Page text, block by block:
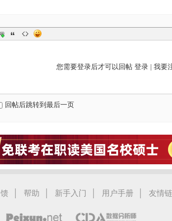
您需要登录后才可以回帖 登录| 我要
回帖后跳转到最后一页
| 帮助 | 新手入门 | 用户手册 | 友情